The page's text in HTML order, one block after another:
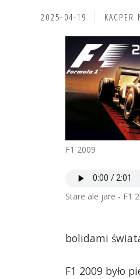
2025-04-19 KACPER
F1 2009
Stare ale jare - F1
bolidami
F1 2009 było